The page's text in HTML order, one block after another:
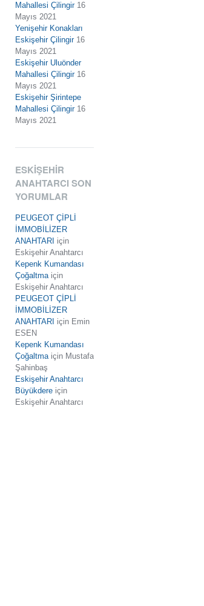
Mahallesi Çilingir 16
Mayıs 2021
Yenişehir Konakları
Eskişehir Çilingir 16
Mayıs 2021
Eskişehir Uluönder
Mahallesi Çilingir 16
Mayıs 2021
Eskişehir Şirintepe
Mahallesi Çilingir 16
Mayıs 2021
ESKIŞEHIR
ANAHTARCI SON
YORUMLAR
PEUGEOT ÇİPLİ
İMMOBİLİZER
ANAHTARI için
Eskişehir Anahtarcı
Kepenk Kumandası
Çoğaltmaiçin
Eskişehir Anahtarcı
PEUGEOT ÇİPLİ
İMMOBİLİZER
ANAHTARI için Emin
ESEN
Kepenk Kumandası
Çoğaltmaiçin Mustafa
Şahinbaş
Eskişehir Anahtarcı
Büyükdere için
Eskişehir Anahtarcı